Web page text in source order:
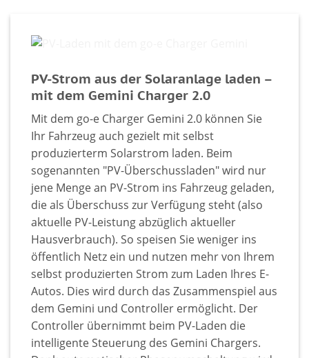
PV-Strom aus der Solaranlage laden –
mit dem Gemini Charger 2.0
Mit dem go-e Charger Gemini 2.0 können Sie
Ihr Fahrzeug auch gezielt mit selbst
produzierterm Solarstrom laden. Beim
sogenannten "PV-Überschussladen" wird nur
jene Menge an PV-Strom ins Fahrzeug geladen,
die als Überschuss zur Verfügung steht (also
aktuelle PV-Leistung abzüglich aktueller
Hausverbrauch). So speisen Sie weniger ins
öffentlich Netz ein und nutzen mehr von Ihrem
selbst produzierten Strom zum Laden Ihres E-
Autos. Dies wird durch das Zusammenspiel aus
dem Gemini und Controller ermöglicht. Der
Controller übernimmt beim PV-Laden die
intelligente Steuerung des Gemini Chargers.